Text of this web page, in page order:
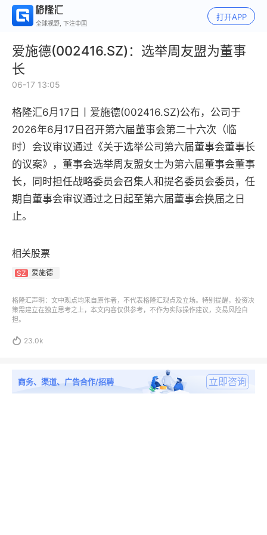
全球视野, 下注中国
打开APP
爱施德(002416.SZ)：选举周友盟为董事
长
06-17 13:05
格隆汇6月17日丨 爱施德(002416.SZ)公布， 公司于
2026年6月17日召开第六届董事会第二十六次（临
时）会议审议通过《关于选举公司第六届董事会董事长
的议案》，董事会选举周友盟女士为第六届董事会董事
长，同时担任战略委员会召集人和提名委员会委员，任
期自董事会审议通过之日起至第六届董事会换届之日
止。
相关股票
SZ 爱施德
格隆汇声明：文中观点均来自原作者，不代表格隆汇观点及立场。特别提醒，投资决
策需建立在独立思考之上，本文内容仅供参考，不作为实际操作建议，交易风险自
担。
 23.0k
商务、渠道、广告合作/招聘 立即咨询